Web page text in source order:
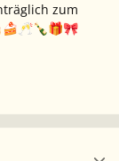
zum
🍰 🥂🍾🎁🎀